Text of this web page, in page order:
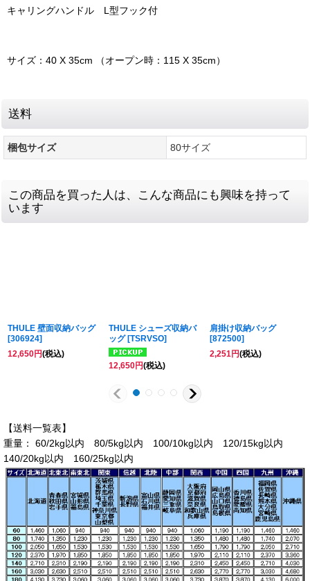
キャリングハンドル L型フック付
サイズ：40 X 35cm （オープン時：115 X 35cm）
送料
梱包サイズ 80サイズ
この商品を買った人は、こんな商品にも興味を持って
います
THULE 壁面収納バッグ
[306924]
12,650円(税込)
THULE シューズ収納バ
ッグ [TSRVSO]
12,650円(税込)
肩掛け収納バッグ
[872500]
2,251円(税込)
【送料一覧表】
重量： 60/2kg以内 80/5kg以内 100/10kg以内 120/15kg以内
140/20kg以内 160/25kg以内